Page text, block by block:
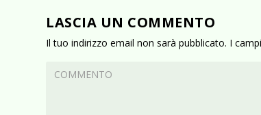
LASCIA UN COMMENTO
Il tuo indirizzo email non sarà pubblicato. I